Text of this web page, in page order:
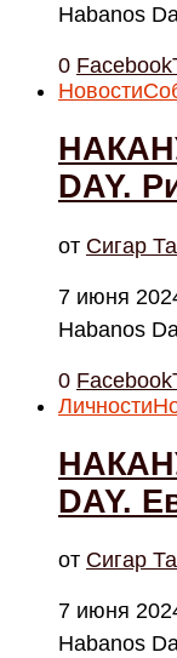
Habanos
0 Facebook
Новости
DAY.
от Cигар
7 июня
Habanos
0 Facebook
Личности
DAY.
от Cигар
7 июня
Habanos